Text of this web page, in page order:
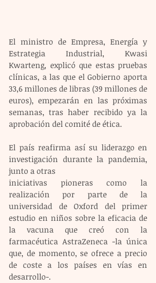
El ministro de Empresa, Energía y
Estrategia Industrial, Kwasi
Kwarteng, explicó que estas pruebas
clínicas, a las que el Gobierno aporta
33,6 millones de libras (39 millones de
euros), empezarán en las próximas
semanas, tras haber recibido ya la
aprobación del comité de ética.
El país reafirma así su liderazgo en
investigación durante la pandemia,
junto a otras
iniciativas pioneras como la
realización por parte de la
universidad de Oxford del primer
estudio en niños sobre la eficacia de
la vacuna que creó con la
farmacéutica AstraZeneca -la única
que, de momento, se ofrece a precio
de coste a los países en vías en
desarrollo-.